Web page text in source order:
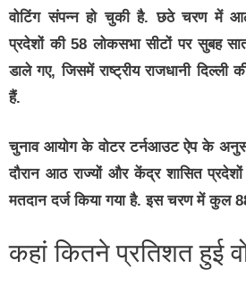
वोटिंग संपन्न हो चुकी है. छठे चरण में
प्रदेशों की 58 लोकसभा सीटों पर सुबह
डाले गए, जिसमें राष्ट्रीय राजधानी दिल्ली
हैं.
चुनाव आयोग के वोटर टर्नआउट ऐप के
दौरान आठ राज्यों और केंद्र शासित
मतदान दर्ज किया गया है. इस चरण में कुल
कहां कितने प्रतिशत हुई